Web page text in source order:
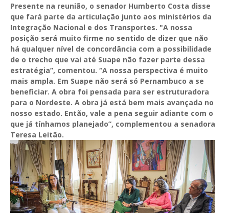
Presente na reunião, o senador Humberto Costa disse
que fará parte da articulação junto aos ministérios da
Integração Nacional e dos Transportes. "A nossa
posição será muito firme no sentido de dizer que não
há qualquer nível de concordância com a possibilidade
de o trecho que vai até Suape não fazer parte dessa
estratégia”, comentou. “A nossa perspectiva é muito
mais ampla. Em Suape não será só Pernambuco a se
beneficiar. A obra foi pensada para ser estruturadora
para o Nordeste. A obra já está bem mais avançada no
nosso estado. Então, vale a pena seguir adiante com o
que já tínhamos planejado”, complementou a senadora
Teresa Leitão.